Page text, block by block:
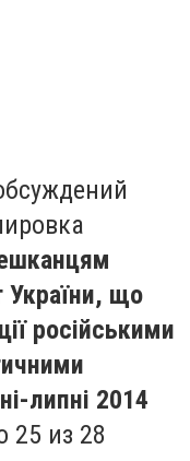
України, що
російськими
липні 2014
25 из 28